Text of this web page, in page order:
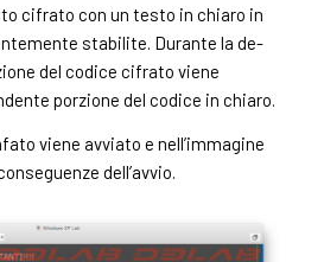
cifrato con un testo in chiaro in
stabilite. Durante la de-
del codice cifrato viene
porzione del codice in chiaro.
viene avviato e nell’immagine
dell’avvio.